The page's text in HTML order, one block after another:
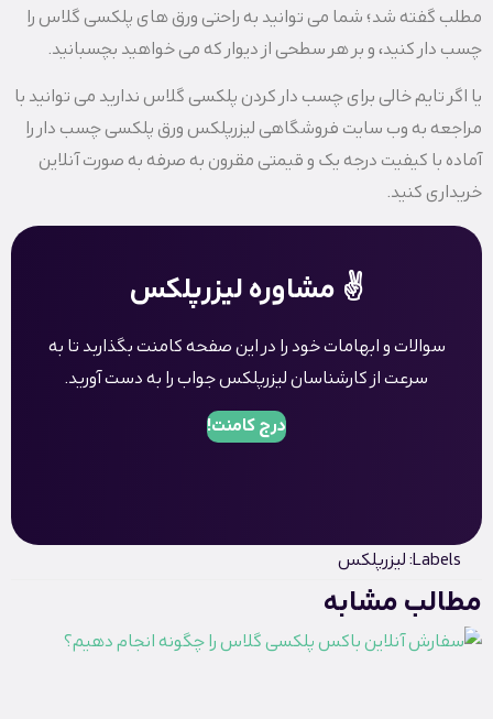
مطلب گفته شد؛ شما می توانید به راحتی ورق های پلکسی گلاس را
چسب دار کنید، و بر هر سطحی از دیوار که می خواهید بچسبانید.
یا اگر تایم خالی برای چسب دار کردن پلکسی گلاس ندارید می توانید با
مراجعه به وب سایت فروشگاهی لیزرپلکس ورق پلکسی چسب دار را
آماده با کیفیت درجه یک و قیمتی مقرون به صرفه به صورت آنلاین
خریداری کنید.
✌️ مشاوره لیزرپلکس
سوالات و ابهامات خود را در این صفحه کامنت بگذاربد تا به
سرعت از کارشناسان لیزرپلکس جواب را به دست آورید.
درج کامنت!
Labels: لیزرپلکس
مطالب مشابه